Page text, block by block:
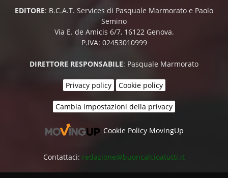
EDITORE: B.C.A.T. Services di Pasquale Marmorato e Paolo
Semino
Via E. de Amicis 6/7, 16122 Genova.
P.IVA: 02453010999
DIRETTORE RESPONSABILE: Pasquale Marmorato
Privacy policy Cookie policy
Cambia impostazioni della privacy
Cookie Policy MovingUp
Contattaci: redazione@buoncalcioatutti.it